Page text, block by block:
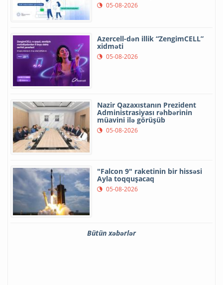
05-08-2026
Azercell-dən illik “ZengimCELL”
xidməti
05-08-2026
Nazir Qazaxıstanın Prezident
Administrasiyası rəhbərinin
müavini ilə görüşüb
05-08-2026
"Falcon 9" raketinin bir hissəsi
Ayla toqquşacaq
05-08-2026
Bütün xəbərlər